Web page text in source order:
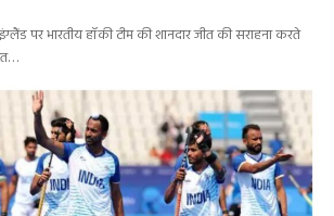
पर भारतीय हॉकी टीम की शानदार जीत की सराहना करते